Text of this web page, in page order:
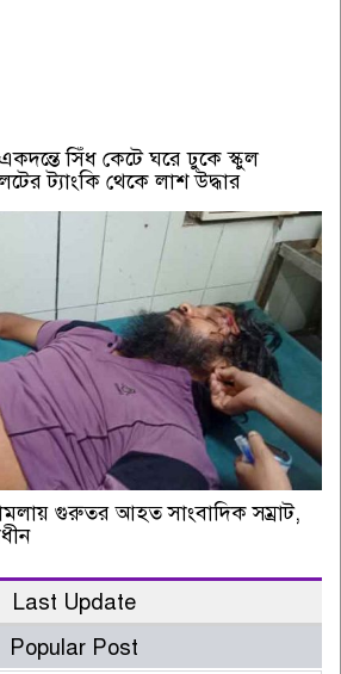
সিঁধ কেটে ঘরে ঢুকে স্কুল
ট্যাংকি থেকে লাশ উদ্ধার
গুরুতর আহত সাংবাদিক সম্রাট,
Last Update
Popular Post